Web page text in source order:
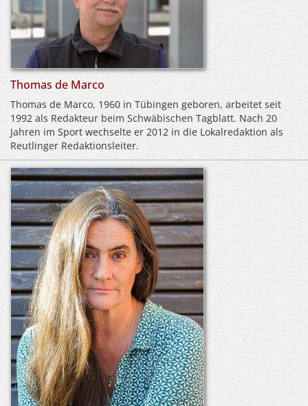
Thomas de Marco
Thomas de Marco, 1960 in Tübingen geboren, arbeitet seit
1992 als Redakteur beim Schwäbischen Tagblatt. Nach 20
Jahren im Sport wechselte er 2012 in die Lokalredaktion als
Reutlinger Redaktionsleiter.